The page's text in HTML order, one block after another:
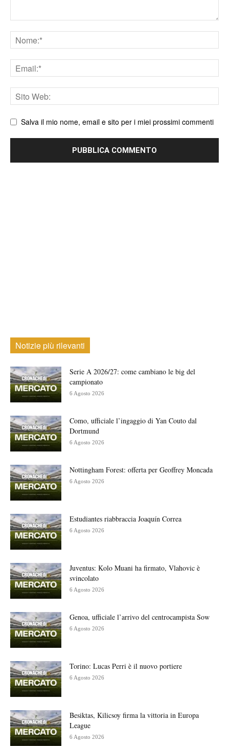
Nome
Email
Sito
web
Salva il mio nome, email e sito per i miei prossimi commenti
Notizie più rilevanti
Serie A 2026/27: come cambiano le big del
campionato
6 Agosto 2026
Como, ufficiale l’ingaggio di Yan Couto dal
Dortmund
6 Agosto 2026
Nottingham Forest: offerta per Geoffrey Moncada
6 Agosto 2026
Estudiantes riabbraccia Joaquín Correa
6 Agosto 2026
Juventus: Kolo Muani ha firmato, Vlahovic è
svincolato
6 Agosto 2026
Genoa, ufficiale l’arrivo del centrocampista Sow
6 Agosto 2026
Torino: Lucas Perri è il nuovo portiere
6 Agosto 2026
Besiktas, Kilicsoy firma la vittoria in Europa
League
6 Agosto 2026